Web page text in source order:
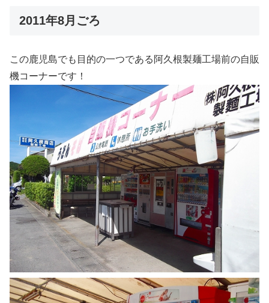
2011年8月ごろ
この鹿児島でも目的の一つである阿久根製麺工場前の自販
機コーナーです！